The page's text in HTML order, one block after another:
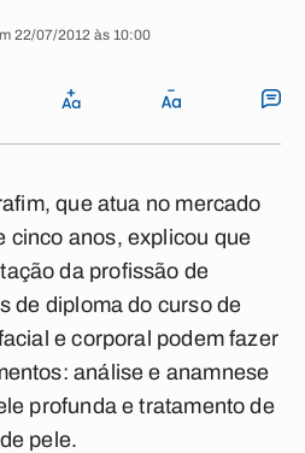
22/07/2012 às 10:00
que atua no mercado
cinco anos, explicou que
da profissão de
de diploma do curso de
e corporal podem fazer
análise e anamnese
profunda e tratamento de
pele.